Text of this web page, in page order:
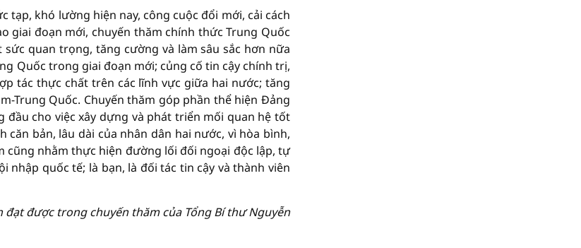
khó lường hiện nay, công cuộc đổi mới, cải cách
giai đoạn mới, chuyến thăm chính thức Trung Quốc
quan trọng, tăng cường và làm sâu sắc hơn nữa
Quốc trong giai đoạn mới; củng cố tin cậy chính trị,
tác thực chất trên các lĩnh vực giữa hai nước; tăng
Trung Quốc. Chuyến thăm góp phần thể hiện Đảng
cho việc xây dựng và phát triển mối quan hệ tốt
bản, lâu dài của nhân dân hai nước, vì hòa bình,
cũng nhằm thực hiện đường lối đối ngoại độc lập, tự
nhập quốc tế; là bạn, là đối tác tin cậy và thành viên
được trong chuyến thăm của Tổng Bí thư Nguyễn